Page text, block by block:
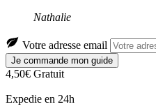
Nathalie
Votre adresse email
Je commande mon guide
4,50€ Gratuit
Expedie en 24h